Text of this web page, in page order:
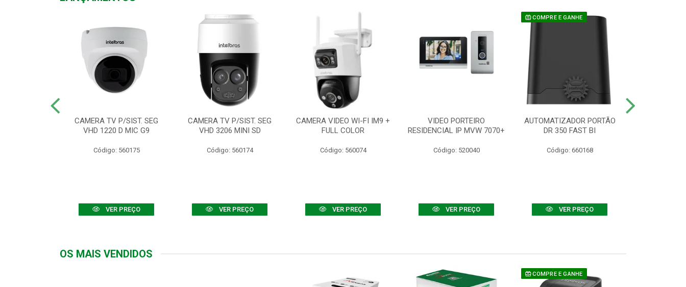
CAMERA TV P/SIST. SEG
VHD 1220 D MIC G9
Código: 560175
VER PREÇO
CAMERA TV P/SIST. SEG
VHD 3206 MINI SD
Código: 560174
VER PREÇO
CAMERA VIDEO WI-FI IM9 +
FULL COLOR
Código: 560074
VER PREÇO
VIDEO PORTEIRO
RESIDENCIAL IP MVW 7070+
Código: 520040
VER PREÇO
COMPRE E GANHE
AUTOMATIZADOR PORTÃO
DR 350 FAST BI
Código: 660168
VER PREÇO
OS MAIS VENDIDOS
COMPRE E GANHE